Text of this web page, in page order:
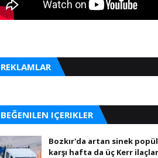
REKLAMLAR
BEĞENILEN IÇERIKLER
Bozkır'da artan sinek
karşı hafta da üç Kerr